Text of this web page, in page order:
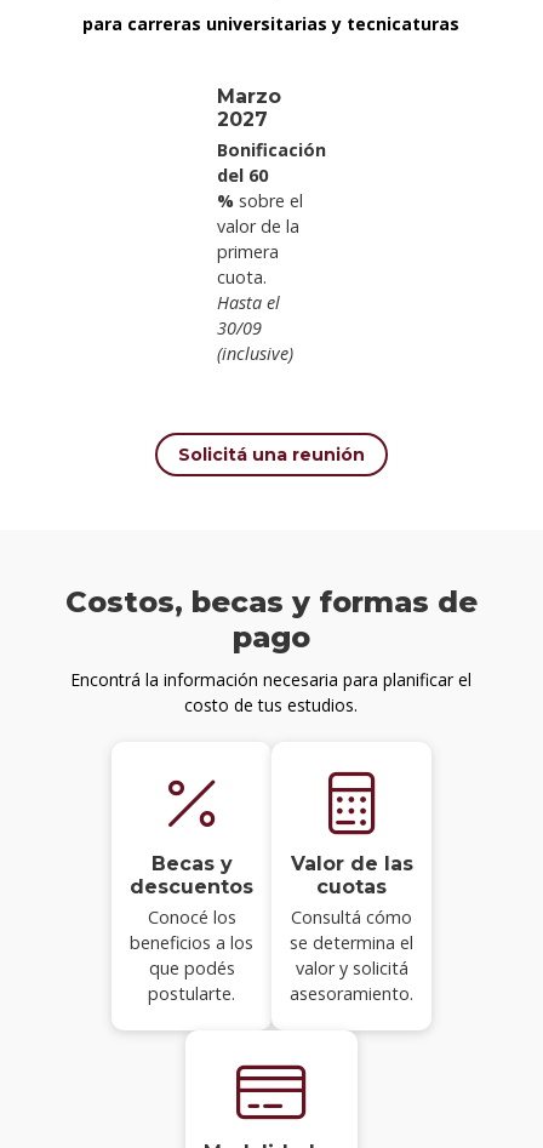
para carreras universitarias y tecnicaturas
Marzo
2027
Bonificación
del 60
% sobre el
valor de la
primera
cuota.
Hasta el
30/09
(inclusive)
Solicitá una reunión
Costos, becas y formas de
pago
Encontrá la información necesaria para planificar el
costo de tus estudios.
Becas y
descuentos
Conocé los
beneficios a los
que podés
postularte.
Valor de las
cuotas
Consultá cómo
se determina el
valor y solicitá
asesoramiento.